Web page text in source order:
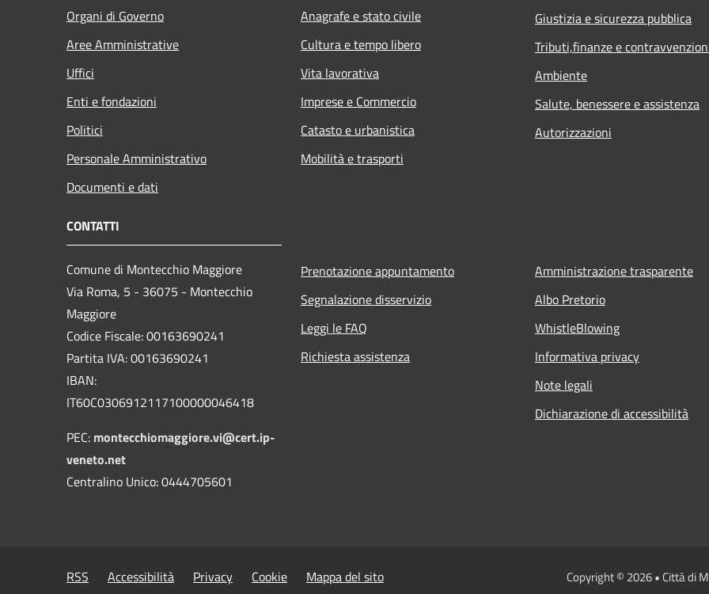
Organi di Governo
Aree Amministrative
Uffici
Enti e fondazioni
Politici
Personale Amministrativo
Documenti e dati
Anagrafe e stato civile
Cultura e tempo libero
Vita lavorativa
Imprese e Commercio
Catasto e urbanistica
Mobilità e trasporti
Giustizia e sicurezza pubblica
Tributi,finanze e
Ambiente
Salute, benessere e assistenza
Autorizzazioni
CONTATTI
Comune di Montecchio Maggiore
Via Roma, 5 - 36075 - Montecchio
Maggiore
Codice Fiscale: 00163690241
Partita IVA: 00163690241
IBAN:
IT60C0306912117100000046418
PEC: montecchiomaggiore.vi@cert.ip-
veneto.net
Centralino Unico: 0444705601
Prenotazione appuntamento
Segnalazione disservizio
Leggi le FAQ
Richiesta assistenza
Amministrazione trasparente
Albo Pretorio
WhistleBlowing
Informativa privacy
Note legali
Dichiarazione di accessibilità
RSS Accessibilità Privacy Cookie
Mappa del sito
Copyright © 2026 • Città di